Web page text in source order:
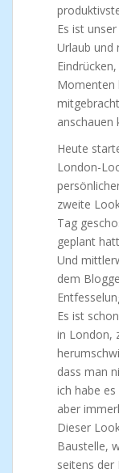
Es ist
Urlaub und
Momenten
anschauen
Heute
London-
zweite
Tag
geplant
Und
dem
Es ist
in London,
dass man
ich habe
aber
Dieser
Baustelle,
seitens der